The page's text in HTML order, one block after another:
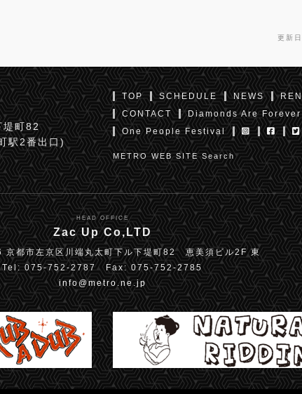
更新
堤町82
駅2番出口)
TOP SCHEDULE NEWS
CONTACT
Diamonds Are Forever
One People Festival
METRO WEB SITE Search
HEAD OFFICE
Zac Up Co,LTD
都市左京区川端丸太町下ル下堤町82 恵美須ビル2F 東
Tel: 075-752-2787 Fax: 075-752-2785
info@metro.ne.jp